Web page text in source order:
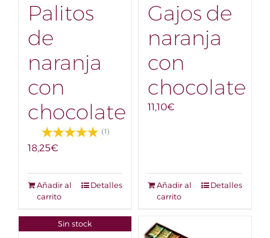
Palitos
de
naranja
con
chocolate
(1)
18,25€
Añadir al
carrito
Detalles
Gajos de
naranja
con
chocolate
11,10€
Añadir al
carrito
Detalles
Sin stock